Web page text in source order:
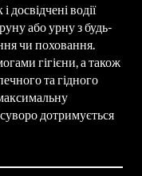
водії
або урну з будь-
чи поховання.
гігієни, а також
та гідного
дотримується